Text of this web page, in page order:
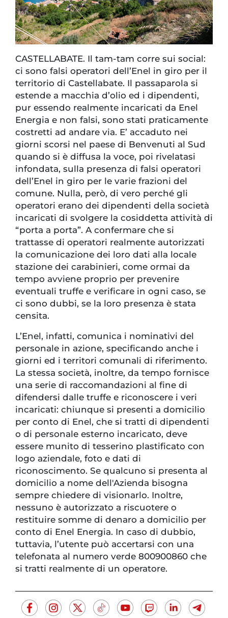
CASTELLABATE. Il tam-tam corre sui social:
ci sono falsi operatori dell’Enel in giro per il
territorio di Castellabate. Il passaparola si
estende a macchia d’olio ed i dipendenti,
pur essendo realmente incaricati da Enel
Energia e non falsi, sono stati praticamente
costretti ad andare via. E’ accaduto nei
giorni scorsi nel paese di Benvenuti al Sud
quando si è diffusa la voce, poi rivelatasi
infondata, sulla presenza di falsi operatori
dell’Enel in giro per le varie frazioni del
comune. Nulla, però, di vero perché gli
operatori erano dei dipendenti della società
incaricati di svolgere la cosiddetta attività di
“porta a porta”. A confermare che si
trattasse di operatori realmente autorizzati
la comunicazione dei loro dati alla locale
stazione dei carabinieri, come ormai da
tempo avviene proprio per prevenire
eventuali truffe e verificare in ogni caso, se
ci sono dubbi, se la loro presenza è stata
censita.
L’Enel, infatti, comunica i nominativi del
personale in azione, specificando anche i
giorni ed i territori comunali di riferimento.
La stessa società, inoltre, da tempo fornisce
una serie di raccomandazioni al fine di
difendersi dalle truffe e riconoscere i veri
incaricati: chiunque si presenti a domicilio
per conto di Enel, che si tratti di dipendenti
o di personale esterno incaricato, deve
essere munito di tesserino plastificato con
logo aziendale, foto e dati di
riconoscimento. Se qualcuno si presenta al
domicilio a nome dell'Azienda bisogna
sempre chiedere di visionarlo. Inoltre,
nessuno è autorizzato a riscuotere o
restituire somme di denaro a domicilio per
conto di Enel Energia. In caso di dubbio,
tuttavia, l’utente può accertarsi con una
telefonata al numero verde 800900860 che
si tratti realmente di un operatore.